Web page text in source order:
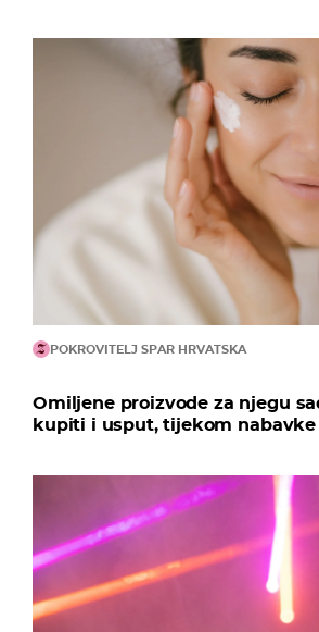
POKROVITELJ SPAR HRVATSKA
Omiljene proizvode za njegu
kupiti i usput, tijekom nabavke